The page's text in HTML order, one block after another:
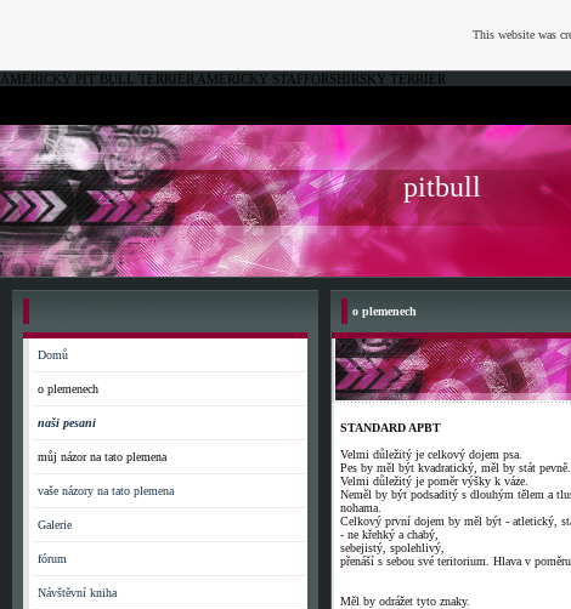
AMERICKÝ PIT BULL TERRIÉR AMERICKÝ STAFFORSHIRSKÝ TERRIÉR
pitbull
Domů
o plemenech
naši pesani
můj názor na tato plemena
vaše názory na tato plemena
Galerie
fórum
Návštěvní kniha
o plemenech
STANDARD APBT
Velmi důležitý je celkový dojem psa.
Pes by měl být kvadratický, měl by stát pevně.
Velmi důležitý je poměr výšky k váze.
Neměl by být podsaditý s dlouhým tělem a
nohama.
Celkový první dojem by měl být - atletický,
- ne křehký a chabý,
sebejistý, spolehlivý,
přenáší s sebou své teritorium. Hlava v
Měl by odrážet tyto znaky.
This website was